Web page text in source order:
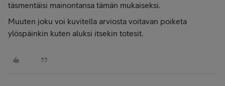
täsmentäisi mainontansa tämän mukaiseksi.
Muuten joku voi kuvitella arviosta voitavan poiketa
ylöspäinkin kuten aluksi itsekin totesit.